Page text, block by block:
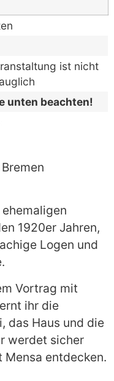
ist nicht
unten beachten!
1920er Jahren,
Logen und
Vortrag mit
ihr die
das Haus und die
werdet sicher
Mensa entdecken.